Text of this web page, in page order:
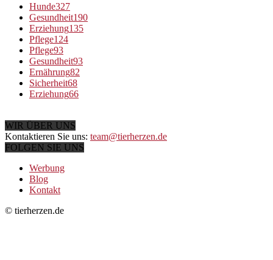
Hunde327
Gesundheit190
Erziehung135
Pflege124
Pflege93
Gesundheit93
Ernährung82
Sicherheit68
Erziehung66
WIR ÜBER UNS
Kontaktieren Sie uns: team@tierherzen.de
FOLGEN SIE UNS
Werbung
Blog
Kontakt
© tierherzen.de